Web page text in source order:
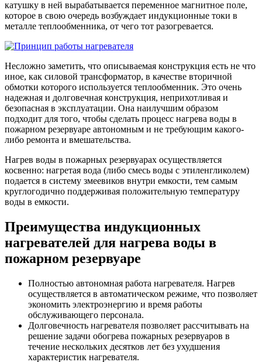
катушку в ней вырабатывается переменное магнитное поле,
которое в свою очередь возбуждает индукционные токи в
металле теплообменника, от чего тот разогревается.
Несложно заметить, что описываемая конструкция есть не что
иное, как силовой трансформатор, в качестве вторичной
обмотки которого используется теплообменник. Это очень
надежная и долговечная конструкция, неприхотливая и
безопасная в эксплуатации. Она наилучшим образом
подходит для того, чтобы сделать процесс нагрева воды в
пожарном резервуаре автономным и не требующим какого-
либо ремонта и вмешательства.
Нагрев воды в пожарных резервуарах осуществляется
косвенно: нагретая вода (либо смесь воды с этиленгликолем)
подается в систему змеевиков внутри емкости, тем самым
круглогодично поддерживая положительную температуру
воды в емкости.
Преимущества индукционных
нагревателей для нагрева воды в
пожарном резервуаре
Полностью автономная работа нагревателя. Нагрев
осуществляется в автоматическом режиме, что позволяет
экономить электроэнергию и время работы
обслуживающего персонала.
Долговечность нагревателя позволяет рассчитывать на
решение задачи обогрева пожарных резервуаров в
течение нескольких десятков лет без ухудшения
характеристик нагревателя.